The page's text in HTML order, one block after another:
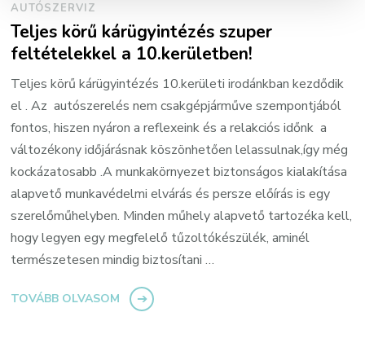
AUTÓSZERVIZ
Teljes körű kárügyintézés szuper
feltételekkel a 10.kerületben!
Teljes körű kárügyintézés 10.kerületi irodánkban kezdődik
el . Az autószerelés nem csakgépjárműve szempontjából
fontos, hiszen nyáron a reflexeink és a relakciós időnk a
változékony időjárásnak köszönhetően lelassulnak,így még
kockázatosabb .A munkakörnyezet biztonságos kialakítása
alapvető munkavédelmi elvárás és persze előírás is egy
szerelőműhelyben. Minden műhely alapvető tartozéka kell,
hogy legyen egy megfelelő tűzoltókészülék, aminél
természetesen mindig biztosítani …
TOVÁBB OLVASOM